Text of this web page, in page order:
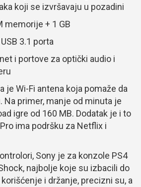
koji se izvršavaju u pozadini
memorije + 1 GB
3.1 porta
i portove za optički audio i
je Wi-Fi antena koja pomaže da
Na primer, manje od minuta je
igre od 160 MB. Dodatak je i to
ima podršku za Netflix i
Sony je za konzole PS4
najbolje koje su izbacili do
i držanje, precizni su, a